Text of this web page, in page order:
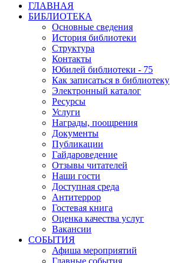
ГЛАВНАЯ
БИБЛИОТЕКА
Основные сведения
История библиотеки
Структура
Контакты
Юбилей библиотеки - 75
Как записаться в библиотеку
Электронный каталог
Ресурсы
Услуги
Награды, поощрения
Документы
Публикации
Гайдароведение
Отзывы читателей
Наши гости
Доступная среда
Антитеррор
Гостевая книга
Оценка качества услуг
Вакансии
СОБЫТИЯ
Афиша мероприятий
Главные события